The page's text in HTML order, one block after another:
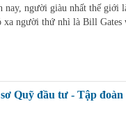
nay, người giàu nhất thế giới
xa người thứ nhì là Bill Gates
Quỹ đầu tư - Tập